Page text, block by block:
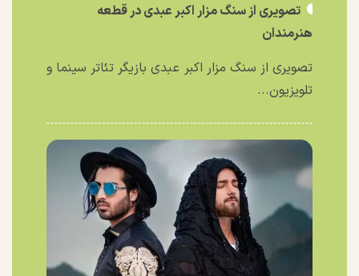
تصویری از سنگ مزار اکبر عبدی در قطعه
هنرمندان
تصویری از سنگ مزار اکبر عبدی بازیگر تئاتر سینما و
تلویزیون...